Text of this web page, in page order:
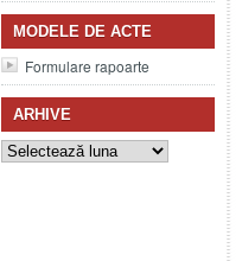
MODELE DE ACTE
Formulare rapoarte
ARHIVE
Arhive